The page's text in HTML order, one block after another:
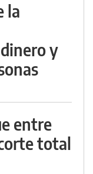
la
y
entre
total